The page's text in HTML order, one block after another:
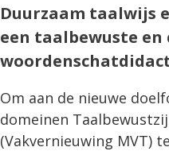
Duurzaam taalwijs
een taalbewuste
Om aan de nieuwe
domeinen
(Vakvernieuwing MVT)